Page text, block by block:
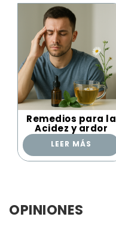
Remedios para la
Acidez y ardor
LEER MÁS
OPINIONES